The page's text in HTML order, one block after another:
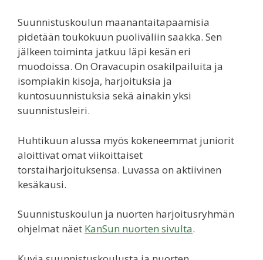
Suunnistuskoulun maanantaitapaamisia
pidetään toukokuun puoliväliin saakka. Sen
jälkeen toiminta jatkuu läpi kesän eri
muodoissa. On Oravacupin osakilpailuita ja
isompiakin kisoja, harjoituksia ja
kuntosuunnistuksia sekä ainakin yksi
suunnistusleiri.
Huhtikuun alussa myös kokeneemmat juniorit
aloittivat omat viikoittaiset
torstaiharjoituksensa. Luvassa on aktiivinen
kesäkausi.
Suunnistuskoulun ja nuorten harjoitusryhmän
ohjelmat näet KanSun nuorten sivulta.